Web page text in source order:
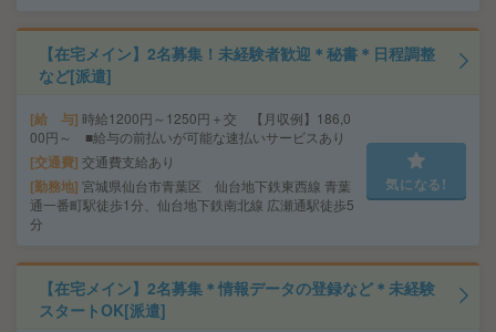
【在宅メイン】2名募集！未経験者歓迎＊秘書＊日程調整
など[派遣]
給 与 時給1200円～1250円＋交 【月収例】186,0
00円～ ■給与の前払いが可能な速払いサービスあり
交通費 交通費支給あり
勤務地 宮城県仙台市青葉区 仙台地下鉄東西線 青葉
通一番町駅徒歩1分、仙台地下鉄南北線 広瀬通駅徒歩5
分
気になる!
【在宅メイン】2名募集＊情報データの登録など＊未経験
スタートOK[派遣]